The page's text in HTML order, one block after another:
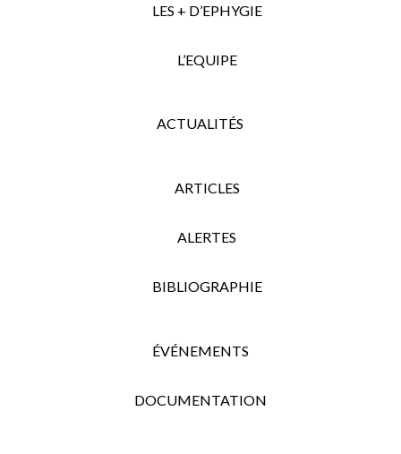
LES + D’EPHYGIE
L’EQUIPE
ACTUALITÉS
ARTICLES
ALERTES
BIBLIOGRAPHIE
ÉVÉNEMENTS
DOCUMENTATION